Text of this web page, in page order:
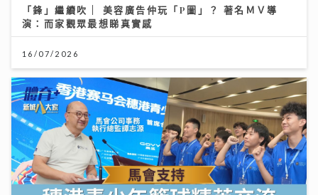
「鋒」繼續吹 | 美容廣告仲玩「P圖」？ 著名ＭＶ導
演：而家觀眾最想睇真實感
16/07/2026